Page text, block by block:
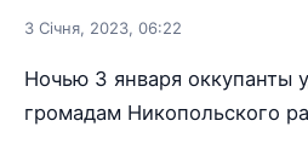
3 Січня, 2023, 06:22
Ночью 3 января оккупанты
громадам Никопольского